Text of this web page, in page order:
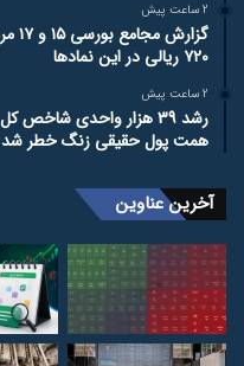
2 ساعت پیش
۷۲۰ ریالی در این نماد‌ها
2 ساعت پیش
همت پول حقیقی زنگ خطر شد
آخرین عناوین